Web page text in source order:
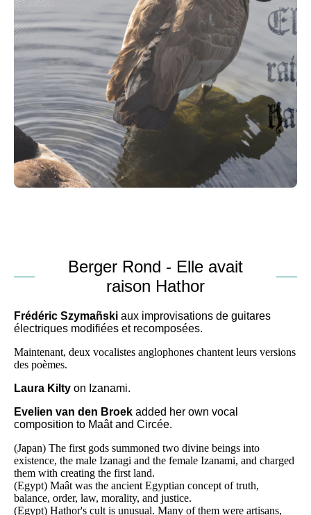
Berger Rond - Elle avait
raison Hathor
Frédéric Szymañski aux improvisations de guitares
électriques modifiées et recomposées.
Maintenant, deux vocalistes anglophones chantent leurs versions
des poèmes.
Laura Kilty on Izanami.
Evelien van den Broek added her own vocal
composition to Maât and Circée.
(Japan) The first gods summoned two divine beings into
existence, the male Izanagi and the female Izanami, and charged
them with creating the first land.
(Egypt) Maât was the ancient Egyptian concept of truth,
balance, order, law, morality, and justice.
(Egypt) Hathor's cult is unusual. Many of them were artisans,